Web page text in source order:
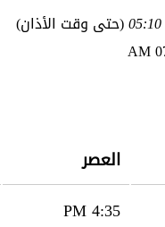
(حتى وقت الأذان)
العصر
4:35 PM